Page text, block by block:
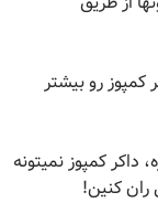
رو بیشتر
شما از ۲ گیگ کمتره، داکر کمپوز نمیتونه
ران کنین!